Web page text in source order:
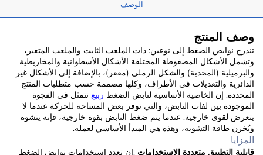
الوصف
وصف المنتج
تندرج نوابض الضغط إلى نوعين: ذات الملعب الثابت والملعب المتغير،
وتشمل الأشكال المضغوطة المختلفة الأشكال الأسطوانية والمخاريطية
والبرميلية (المحدبة) والشكل الرملي (مقعر)، بالإضافة إلى الأشكال غير
الدائرية والتعديلات في الأطراف، وكلها مصممة حسب متطلبات المنتج
المحددة. إن الخاصية الأساسية لنابض الضغطربيعتتمثل في الفجوة
الموجودة بين لفات النابض، والتي توفر بعض المساحة للحركة عندما لا
يتعرض لقوى خارجية. عندما يتم ضغط النابض بقوة خارجية، فإنه يتشوه
ويُخزن طاقة التشويه، وهذه هي المبدأ الأساسي لعمله.
المزايا
قابلية التطبيق متعددة الاستخدامات:إن تعدد استخدامات نوابض الضغط